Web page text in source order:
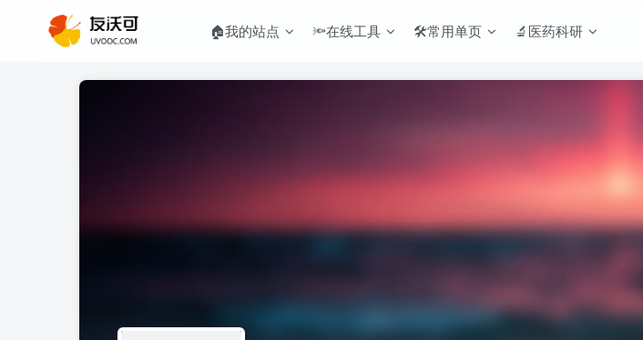
🏠我的站点 🔦在线工具 🛠️常用单页 🔬医药科研